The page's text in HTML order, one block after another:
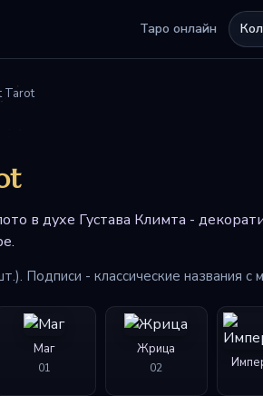
Таро онлайн
Tarot
в духе Густава Климта -
Подписи - классические названия с
Маг
01
Жрица
02